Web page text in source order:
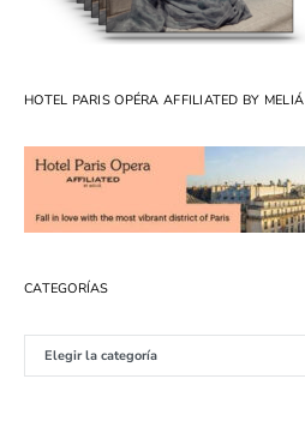
HOTEL PARIS OPÉRA AFFILIATED BY MELIÁ
CATEGORÍAS